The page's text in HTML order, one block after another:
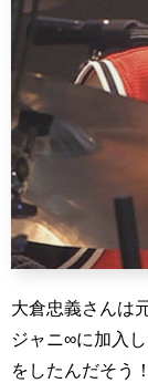
大倉忠義さんは
ジャニ∞に加入
をしたんだそう！